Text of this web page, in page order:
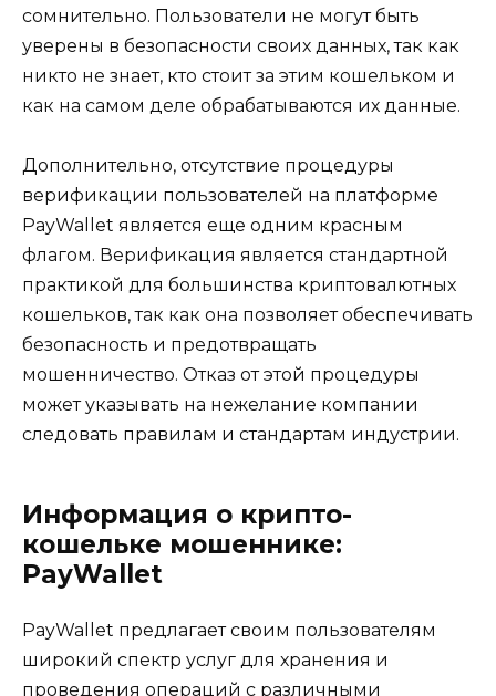
сомнительно. Пользователи не могут быть
уверены в безопасности своих данных, так как
никто не знает, кто стоит за этим кошельком и
как на самом деле обрабатываются их данные.
Дополнительно, отсутствие процедуры
верификации пользователей на платформе
PayWallet является еще одним красным
флагом. Верификация является стандартной
практикой для большинства криптовалютных
кошельков, так как она позволяет обеспечивать
безопасность и предотвращать
мошенничество. Отказ от этой процедуры
может указывать на нежелание компании
следовать правилам и стандартам индустрии.
Информация о крипто-
кошельке мошеннике:
PayWallet
PayWallet предлагает своим пользователям
широкий спектр услуг для хранения и
проведения операций с различными